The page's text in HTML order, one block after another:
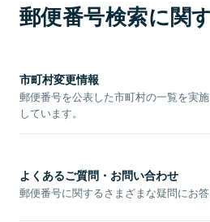
郵便番号検索に関
市町村変更情報
郵便番号を公表した市町村の一覧を実
しています。
よくあるご質問・お問い合わせ
郵便番号に関するさまざまな疑問にお答